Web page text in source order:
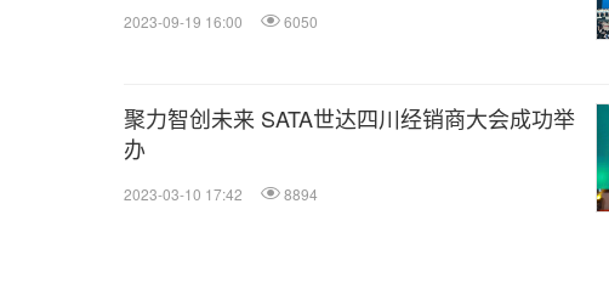
2023-09-19 16:00 6050
聚力智创未来 SATA世达四川经销商大会成功举
办
2023-03-10 17:42 8894